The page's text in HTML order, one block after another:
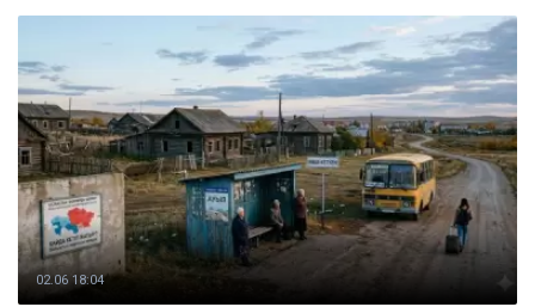
02.06 18:04